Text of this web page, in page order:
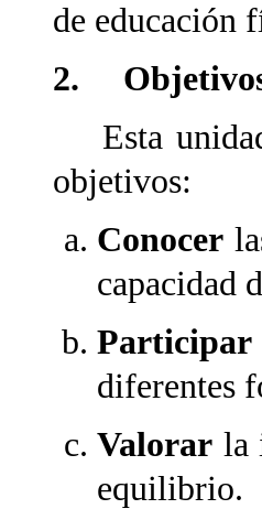
de educación
2.
Esta
objetivos:
Conocer
capacidad
Participar
diferentes
Valorar la
equilibrio.